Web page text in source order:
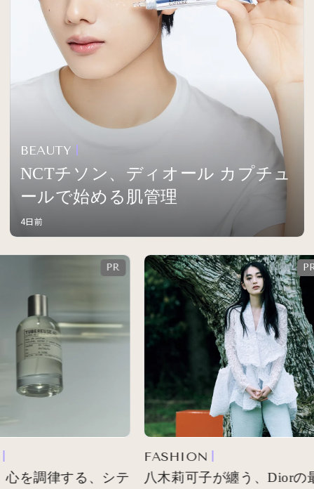
BEAUTY
NCTチソン、ディオール カプチュ
ールで始める肌管理
4日前
を調律する、シテ
FASHION
八木莉可子が纏う、Diorの最